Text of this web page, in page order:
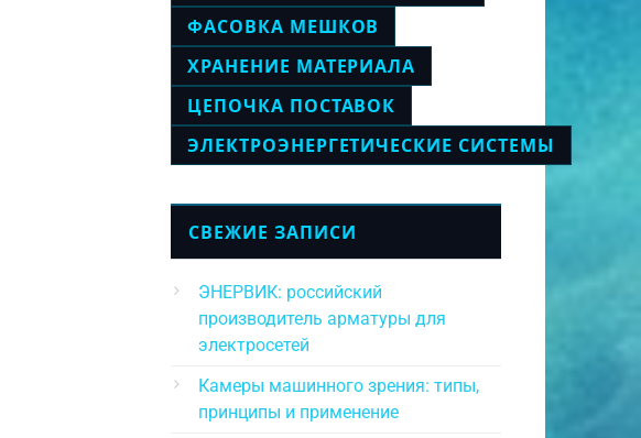
ФАСОВКА МЕШКОВ
ХРАНЕНИЕ МАТЕРИАЛА
ЦЕПОЧКА ПОСТАВОК
ЭЛЕКТРОЭНЕРГЕТИЧЕСКИЕ СИСТЕМЫ
СВЕЖИЕ ЗАПИСИ
ЭНЕРВИК: российский
производитель арматуры для
электросетей
Камеры машинного зрения: типы,
принципы и применение